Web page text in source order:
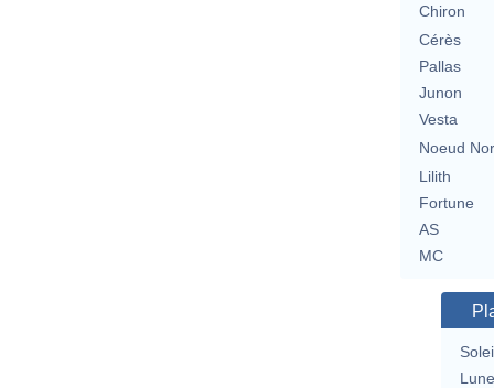
Chiron
Cérès
Pallas
Junon
Vesta
Noeud
Lilith
Fortune
AS
MC
Lune